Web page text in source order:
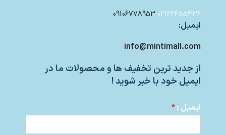
02166455436
09106778953
ایمیل:
info@mintimall.com
از جدید ترین تخفیف ها و محصولات ما در
ایمیل خود با خبر شوید !
ایمیل :*